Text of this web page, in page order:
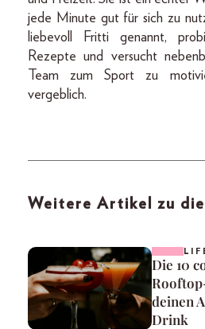
jede Minute gut für sich zu
liebevoll Fritti genannt,
Rezepte und versucht
Team zum Sport zu
vergeblich.
Weitere Artikel zu
Die 10
deinen
Drink